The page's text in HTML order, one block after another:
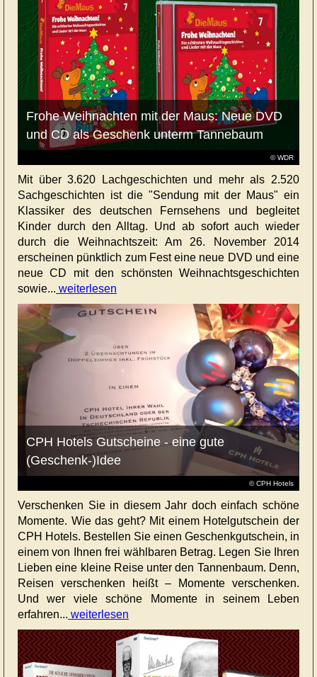
© WDR
Frohe Weihnachten mit der Maus: Neue DVD
und CD als Geschenk unterm Tannebaum
Mit über 3.620 Lachgeschichten und mehr als 2.520
Sachgeschichten ist die "Sendung mit der Maus" ein
Klassiker des deutschen Fernsehens und begleitet
Kinder durch den Alltag. Und ab sofort auch wieder
durch die Weihnachtszeit: Am 26. November 2014
erscheinen pünktlich zum Fest eine neue DVD und eine
neue CD mit den schönsten Weihnachtsgeschichten
sowie... weiterlesen
© CPH Hotels
CPH Hotels Gutscheine - eine gute
(Geschenk-)Idee
Verschenken Sie in diesem Jahr doch einfach schöne
Momente. Wie das geht? Mit einem Hotelgutschein der
CPH Hotels. Bestellen Sie einen Geschenkgutschein, in
einem von Ihnen frei wählbaren Betrag. Legen Sie Ihren
Lieben eine kleine Reise unter den Tannenbaum. Denn,
Reisen verschenken heißt – Momente verschenken.
Und wer viele schöne Momente in seinem Leben
erfahren... weiterlesen